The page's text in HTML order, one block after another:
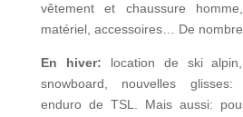
vêtement et chaussure
matériel, accessoires… De
En hiver: location de ski
snowboard, nouvelles glisses:
enduro de TSL. Mais aussi: